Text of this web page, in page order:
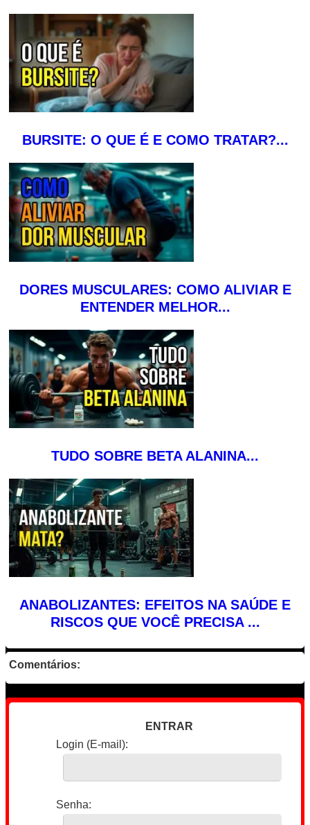
BURSITE: O QUE É E COMO TRATAR?...
DORES MUSCULARES: COMO ALIVIAR E
ENTENDER MELHOR...
TUDO SOBRE BETA ALANINA...
ANABOLIZANTES: EFEITOS NA SAÚDE E
RISCOS QUE VOCÊ PRECISA ...
Comentários:
ENTRAR
Login (E-mail):
Senha: